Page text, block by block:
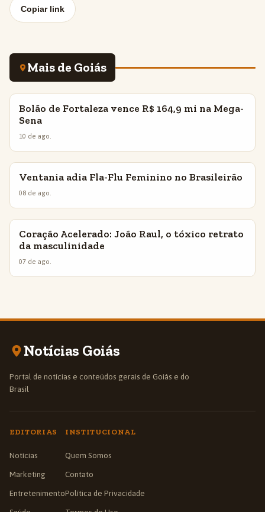
Copiar link
Mais de Goiás
INSIGHTS
Bolão de Fortaleza vence R$ 164,9 mi na Mega-
Sena
10 de ago.
INSIGHTS
Ventania adia Fla-Flu Feminino no Brasileirão
08 de ago.
INSIGHTS
Coração Acelerado: João Raul, o tóxico retrato
da masculinidade
07 de ago.
Notícias Goiás
Portal de notícias e conteúdos gerais de Goiás e do
Brasil
EDITORIAS
Notícias
Marketing
Entretenimento
INSTITUCIONAL
Quem Somos
Contato
Política de Privacidade